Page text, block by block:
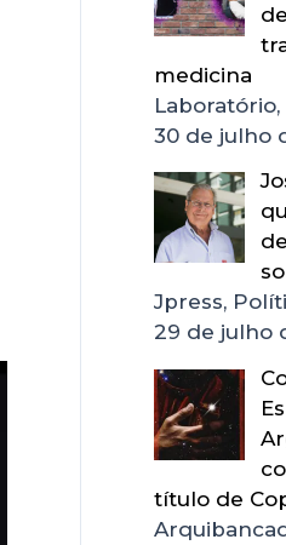
medicina
Laboratório,
30 de julho
Jpress,
29 de julho
título de